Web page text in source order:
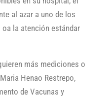
al azar a uno de los
la atención estándar
más mediciones o
Henao Restrepo,
de Vacunas y